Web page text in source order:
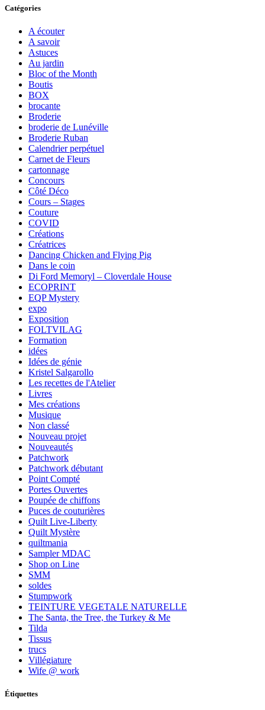
Catégories
A écouter
A savoir
Astuces
Au jardin
Bloc of the Month
Boutis
BOX
brocante
Broderie
broderie de Lunéville
Broderie Ruban
Calendrier perpétuel
Carnet de Fleurs
cartonnage
Concours
Côté Déco
Cours – Stages
Couture
COVID
Créations
Créatrices
Dancing Chicken and Flying Pig
Dans le coin
Di Ford Memoryl – Cloverdale House
ECOPRINT
EQP Mystery
expo
Exposition
FOLTVILAG
Formation
idées
Idées de génie
Kristel Salgarollo
Les recettes de l'Atelier
Livres
Mes créations
Musique
Non classé
Nouveau projet
Nouveautés
Patchwork
Patchwork débutant
Point Compté
Portes Ouvertes
Poupée de chiffons
Puces de couturières
Quilt Live-Liberty
Quilt Mystère
quiltmania
Sampler MDAC
Shop on Line
SMM
soldes
Stumpwork
TEINTURE VEGETALE NATURELLE
The Santa, the Tree, the Turkey & Me
Tilda
Tissus
trucs
Villégiature
Wife @ work
Étiquettes